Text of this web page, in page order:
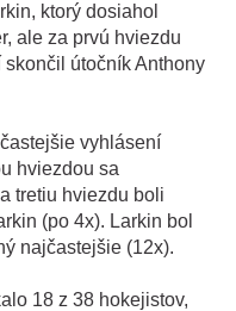
ktorý dosiahol
ale za prvú hviezdu
skončil útočník Anthony
vyhlásení
hviezdou sa
tretiu hviezdu boli
(po 4x). Larkin bol
najčastejšie (12x).
18 z 38 hokejistov,